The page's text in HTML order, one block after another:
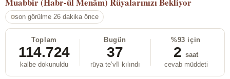
son görülme 26 dakika önce
Toplam
114.724
kalbe dokunuldu
Bugün
37
rüya te’vîl kılındı
%93 için
2 saat
cevab müddeti